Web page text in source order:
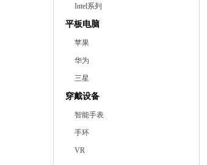
Intel系列
平板电脑
苹果
华为
三星
穿戴设备
智能手表
手环
VR